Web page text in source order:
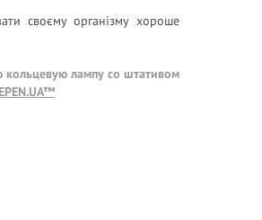
своєму організму хороше
кольцевую лампу со штативом